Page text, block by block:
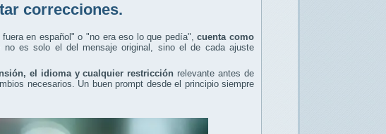
correcciones.
en español" o "no era eso lo que pedía",cuenta como
es solo el del mensaje original, sino el de cada ajuste
el idioma y cualquier restricción relevante antes de
necesarios. Un buen prompt desde el principio siempre